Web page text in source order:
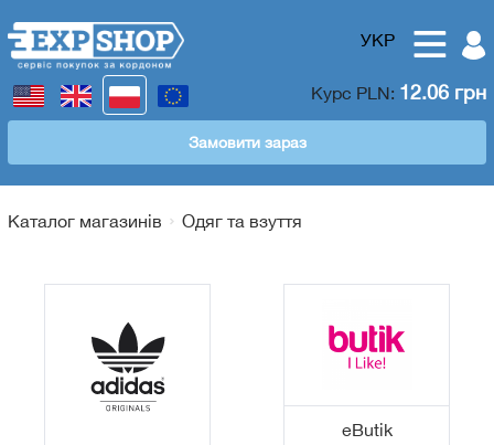
УКР
Курс PLN: 12.06 грн
Замовити зараз
Каталог магазинів Одяг та взуття
eButik